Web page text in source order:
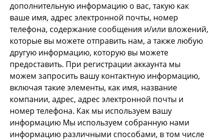
дополнительную информацию о вас, такую как
ваше имя, адрес электронной почты, номер
телефона, содержание сообщения и/или вложений,
которые вы можете отправить нам, а также любую
другую информацию, которую вы можете
предоставить. При регистрации аккаунта мы
можем запросить вашу контактную информацию,
включая такие элементы, как имя, название
компании, адрес, адрес электронной почты и
номер телефона. Как мы используем вашу
информацию Мы используем собранную нами
информацию различными способами, в том числе